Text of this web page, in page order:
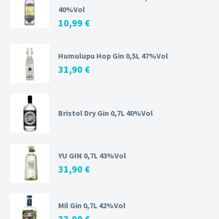
40%Vol
10,99 €
Humulupu Hop Gin 0,5L 47%Vol
31,90 €
Bristol Dry Gin 0,7L 40%Vol
YU GIN 0,7L 43%Vol
31,90 €
Mil Gin 0,7L 42%Vol